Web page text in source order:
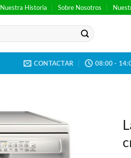
Nuestra Historia Sobre Nosotros
CONTACTAR 08:00 -